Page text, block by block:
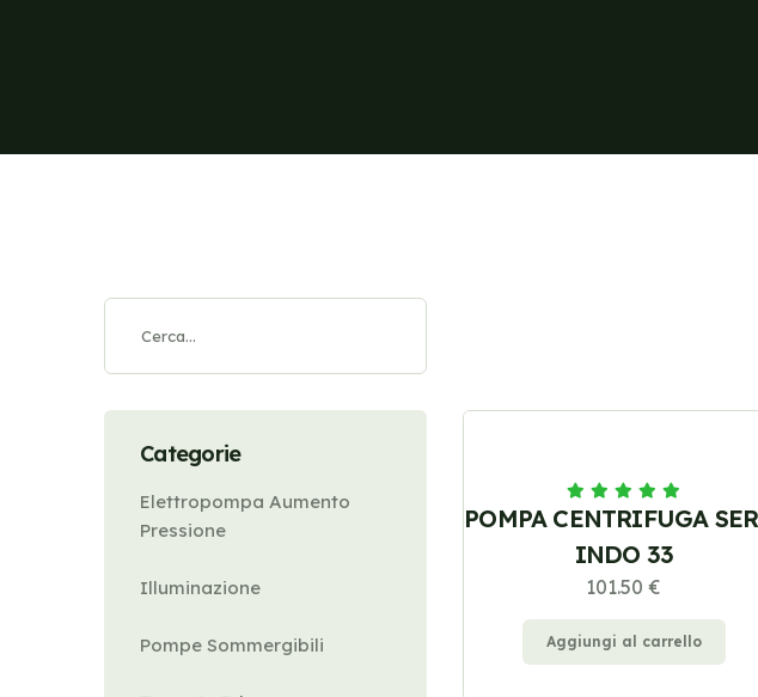
Categorie
Elettropompa Aumento
Pressione
Illuminazione
Pompe Sommergibili
POMPA CENTRIFUGA
INDO 33
101.50 €
Aggiungi al carrello